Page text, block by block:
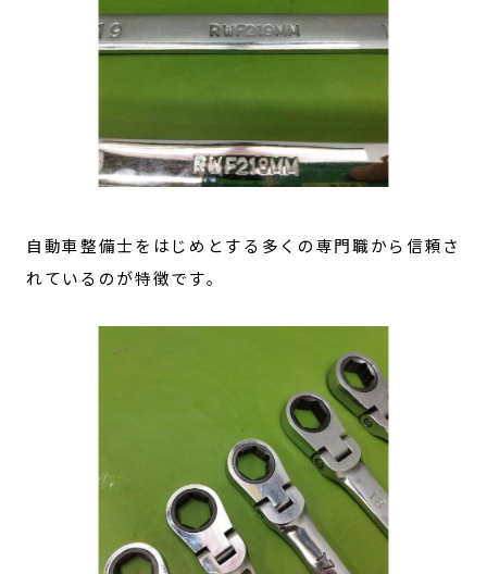
自動車整備士をはじめとする多くの専門職から信頼さ
れているのが特徴です。